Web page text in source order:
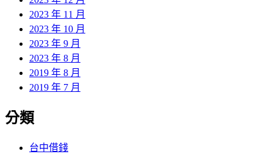
2023 年 11 月
2023 年 10 月
2023 年 9 月
2023 年 8 月
2019 年 8 月
2019 年 7 月
分類
台中借錢